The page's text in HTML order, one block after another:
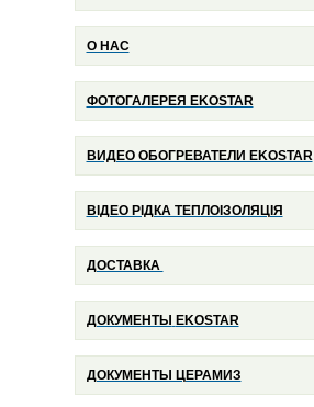
О НАС
ФОТОГАЛЕРЕЯ EKOSTAR
ВИДЕО ОБОГРЕВАТЕЛИ EKOSTAR
ВІДЕО РІДКА ТЕПЛОІЗОЛЯЦІЯ
ДОСТАВКА
ДОКУМЕНТЫ EKOSTAR
ДОКУМЕНТЫ ЦЕРАМИЗ